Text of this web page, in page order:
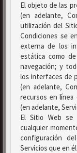
El objeto de las
(en adelante,
utilización del
Condiciones se
externa de los
estática como
navegación; y
los interfaces de
(en adelante,
recursos en línea
(en adelante,
El Sitio Web se
cualquier
configuración
Servicios que en